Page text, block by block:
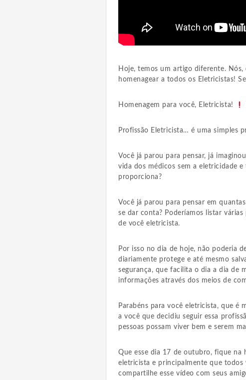
Hoje, temos um artigo diferente. Nós,
homenagear a todos os Eletricistas!
Homenagem para você, Eletricista!
Profissão Eletricista… é uma simples
Você já parou para pensar, já
vida dos médicos sem a eletricidade
proporciona?
Você já parou para pensar em
se dar conta? Poderíamos listar
de você eletricista.
Por isso no dia de hoje, não poderia
diariamente protege e até mesmo
segurança, que facilita o dia a dia de
informações através dos meios de
Parabéns para você eletricista, que é
a você que decidiu seguir essa
pessoas possam viver bem e serem
Que esse dia 17 de outubro, fique na
eletricista e principalmente que todos
compartilhe esse vídeo com seus